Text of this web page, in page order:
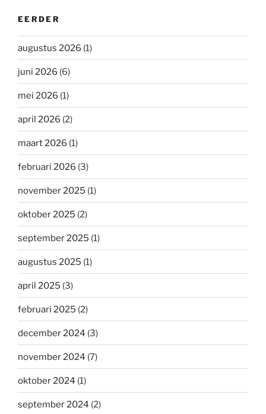
EERDER
augustus 2026 (1)
juni 2026 (6)
mei 2026 (1)
april 2026 (2)
maart 2026 (1)
februari 2026 (3)
november 2025 (1)
oktober 2025 (2)
september 2025 (1)
augustus 2025 (1)
april 2025 (3)
februari 2025 (2)
december 2024 (3)
november 2024 (7)
oktober 2024 (1)
september 2024 (2)